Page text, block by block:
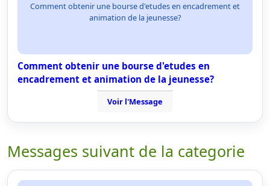
Comment obtenir une bourse d'etudes en encadrement et
animation de la jeunesse?
Comment obtenir une bourse d'etudes en
encadrement et animation de la jeunesse?
Voir l'Message
Messages suivant de la categorie